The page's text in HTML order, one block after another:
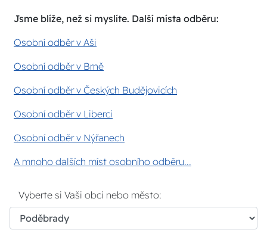
Jsme blíže, než si myslíte. Další místa odběru:
Osobní odběr v Aši
Osobní odběr v Brně
Osobní odběr v Českých Budějovicích
Osobní odběr v Liberci
Osobní odběr v Nýřanech
A mnoho dalších míst osobního odběru...
Vyberte si Vaši obci nebo město: